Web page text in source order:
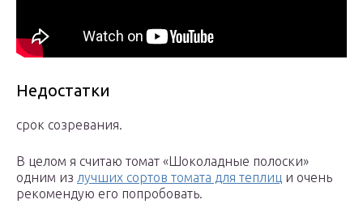
Недостатки
срок созревания.
В целом я считаю томат «Шоколадные полоски»
одним из лучших сортов томата для теплиц и очень
рекомендую его попробовать.